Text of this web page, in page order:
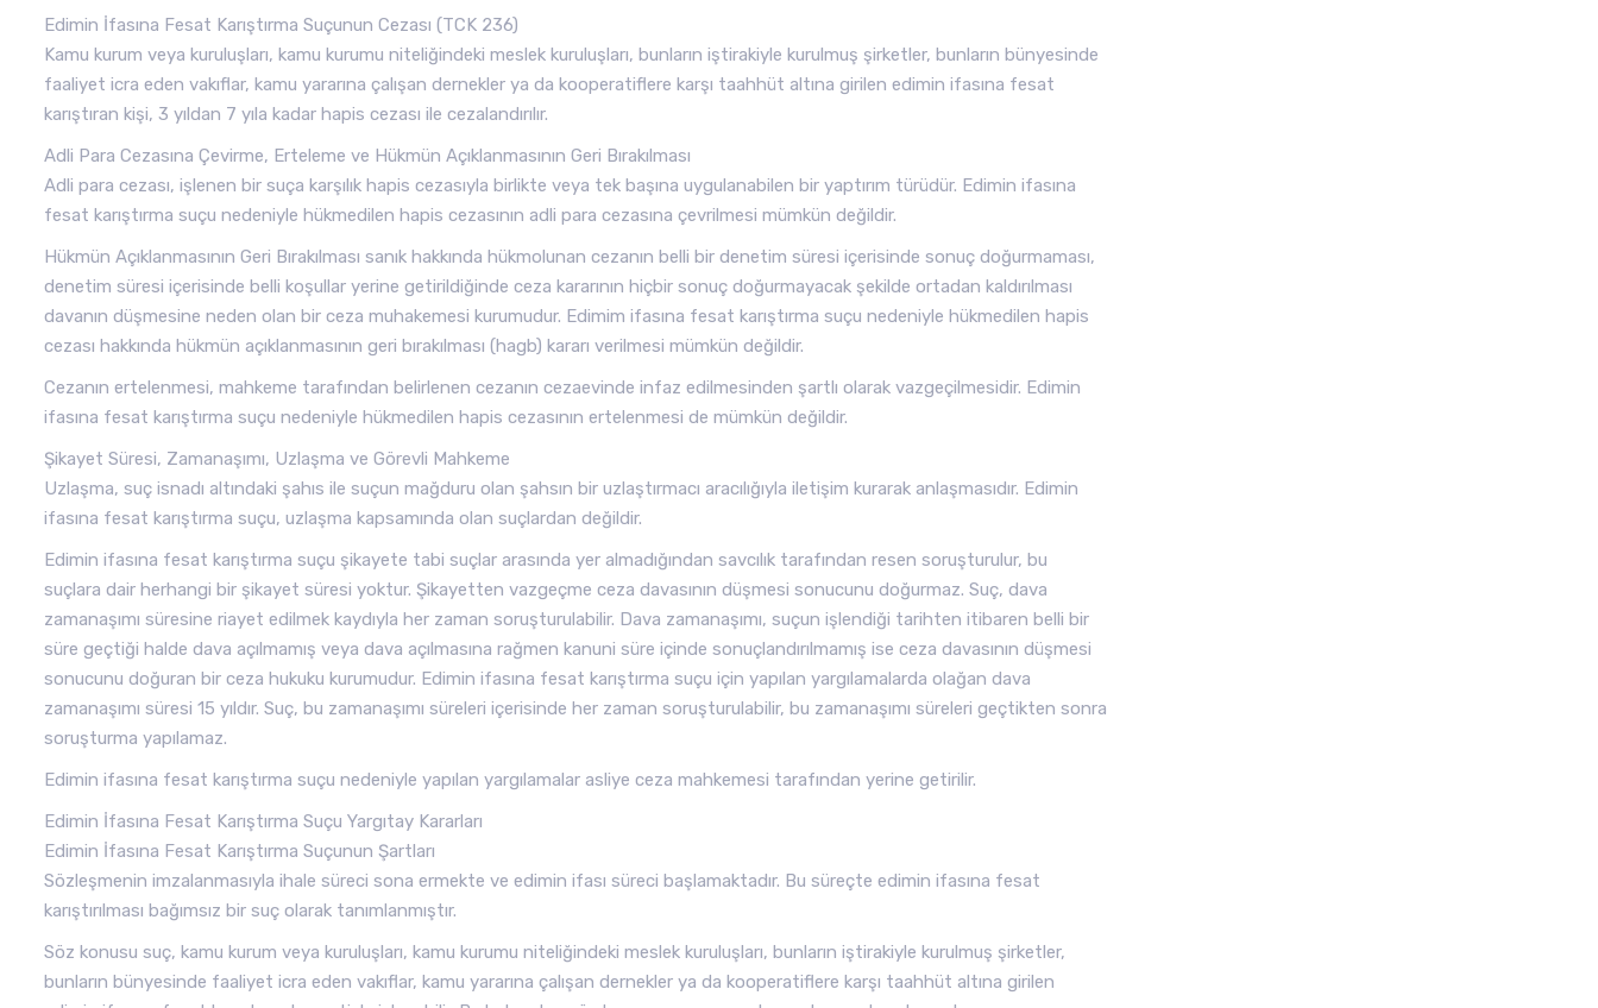
Edimin İfasına Fesat Karıştırma Suçunun Cezası (TCK 236)
Kamu kurum veya kuruluşları, kamu kurumu niteliğindeki meslek kuruluşları, bunların iştirakiyle kurulmuş şirketler, bunların bünyesinde
faaliyet icra eden vakıflar, kamu yararına çalışan dernekler ya da kooperatiflere karşı taahhüt altına girilen edimin ifasına fesat
karıştıran kişi, 3 yıldan 7 yıla kadar hapis cezası ile cezalandırılır.
Adli Para Cezasına Çevirme, Erteleme ve Hükmün Açıklanmasının Geri Bırakılması
Adli para cezası, işlenen bir suça karşılık hapis cezasıyla birlikte veya tek başına uygulanabilen bir yaptırım türüdür. Edimin ifasına
fesat karıştırma suçu nedeniyle hükmedilen hapis cezasının adli para cezasına çevrilmesi mümkün değildir.
Hükmün Açıklanmasının Geri Bırakılması sanık hakkında hükmolunan cezanın belli bir denetim süresi içerisinde sonuç doğurmaması,
denetim süresi içerisinde belli koşullar yerine getirildiğinde ceza kararının hiçbir sonuç doğurmayacak şekilde ortadan kaldırılması
davanın düşmesine neden olan bir ceza muhakemesi kurumudur. Edimim ifasına fesat karıştırma suçu nedeniyle hükmedilen hapis
cezası hakkında hükmün açıklanmasının geri bırakılması (hagb) kararı verilmesi mümkün değildir.
Cezanın ertelenmesi, mahkeme tarafından belirlenen cezanın cezaevinde infaz edilmesinden şartlı olarak vazgeçilmesidir. Edimin
ifasına fesat karıştırma suçu nedeniyle hükmedilen hapis cezasının ertelenmesi de mümkün değildir.
Şikayet Süresi, Zamanaşımı, Uzlaşma ve Görevli Mahkeme
Uzlaşma, suç isnadı altındaki şahıs ile suçun mağduru olan şahsın bir uzlaştırmacı aracılığıyla iletişim kurarak anlaşmasıdır. Edimin
ifasına fesat karıştırma suçu, uzlaşma kapsamında olan suçlardan değildir.
Edimin ifasına fesat karıştırma suçu şikayete tabi suçlar arasında yer almadığından savcılık tarafından resen soruşturulur, bu
suçlara dair herhangi bir şikayet süresi yoktur. Şikayetten vazgeçme ceza davasının düşmesi sonucunu doğurmaz. Suç, dava
zamanaşımı süresine riayet edilmek kaydıyla her zaman soruşturulabilir. Dava zamanaşımı, suçun işlendiği tarihten itibaren belli bir
süre geçtiği halde dava açılmamış veya dava açılmasına rağmen kanuni süre içinde sonuçlandırılmamış ise ceza davasının düşmesi
sonucunu doğuran bir ceza hukuku kurumudur. Edimin ifasına fesat karıştırma suçu için yapılan yargılamalarda olağan dava
zamanaşımı süresi 15 yıldır. Suç, bu zamanaşımı süreleri içerisinde her zaman soruşturulabilir, bu zamanaşımı süreleri geçtikten sonra
soruşturma yapılamaz.
Edimin ifasına fesat karıştırma suçu nedeniyle yapılan yargılamalar asliye ceza mahkemesi tarafından yerine getirilir.
Edimin İfasına Fesat Karıştırma Suçu Yargıtay Kararları
Edimin İfasına Fesat Karıştırma Suçunun Şartları
Sözleşmenin imzalanmasıyla ihale süreci sona ermekte ve edimin ifası süreci başlamaktadır. Bu süreçte edimin ifasına fesat
karıştırılması bağımsız bir suç olarak tanımlanmıştır.
Söz konusu suç, kamu kurum veya kuruluşları, kamu kurumu niteliğindeki meslek kuruluşları, bunların iştirakiyle kurulmuş şirketler,
bunların bünyesinde faaliyet icra eden vakıflar, kamu yararına çalışan dernekler ya da kooperatiflere karşı taahhüt altına girilen